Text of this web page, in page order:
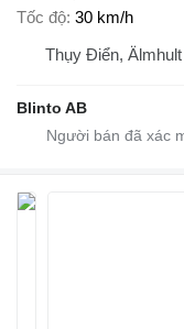
Tốc độ 30 km/h
Thụy Điển, Älmhult
Blinto AB